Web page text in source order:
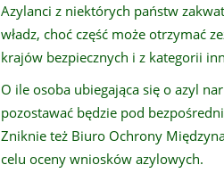
Azylanci z niektórych państw
władz, choć część może otrzymać
krajów bezpiecznych i z kategorii
O ile osoba ubiegająca się o azyl
pozostawać będzie pod
Zniknie też Biuro Ochrony
celu oceny wniosków azylowych.